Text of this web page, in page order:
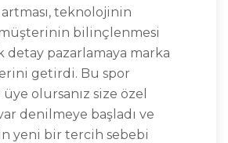
teknolojinin
bilinçlenmesi
detay pazarlamaya marka
getirdi. Bu spor
olursanız size özel
denilmeye başladı ve
yeni bir tercih sebebi